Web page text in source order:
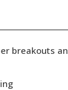
breakouts